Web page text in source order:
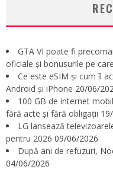
GTA VI poate fi
oficiale și bonusurile pe
Ce este eSIM și cum îl
Android și iPhone 20/06/
100 GB de internet
fără acte și fără obligații
LG lansează
pentru 2026 09/06/2026
După ani de refuzuri,
04/06/2026